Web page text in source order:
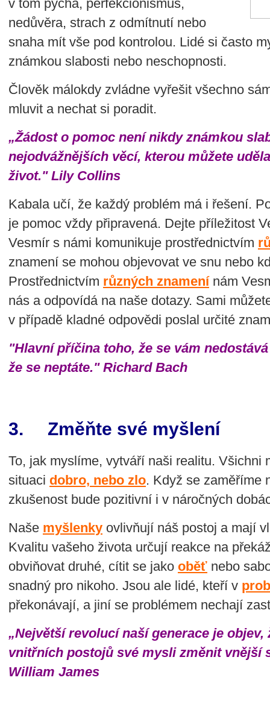
v tom pýcha, perfekcionismus,
nedůvěra, strach z odmítnutí nebo
snaha mít vše pod kontrolou. Lidé si často
známkou slabosti nebo neschopnosti.
Člověk málokdy zvládne vyřešit všechno
mluvit a nechat si poradit.
„Žádost o pomoc není nikdy známkou
nejodvážnějších věcí, kterou můžete
život." Lily Collins
Kabala učí, že každý problém má i řešení.
je pomoc vždy připravená. Dejte příležitost
Vesmír s námi komunikuje prostřednictvím
znamení se mohou objevovat ve snu nebo
Prostřednictvím různých znamenínám
nás a odpovídá na naše dotazy. Sami
v případě kladné odpovědi poslal určité
"Hlavní příčina toho, že se vám
že se neptáte." Richard Bach
3. Změňte své myšlení
To, jak myslíme, vytváří naši realitu. Všichni
situaci dobro, nebo zlo. Když se zaměříme
zkušenost bude pozitivní i v náročných
Naše myšlenky ovlivňují náš postoj a mají
Kvalitu vašeho života určují reakce na
obviňovat druhé, cítit se jako oběť nebo
snadný pro nikoho. Jsou ale lidé, kteří v
překonávají, a jiní se problémem nechají
„Největší revolucí naší generace je objev,
vnitřních postojů své mysli změnit vnější
William James